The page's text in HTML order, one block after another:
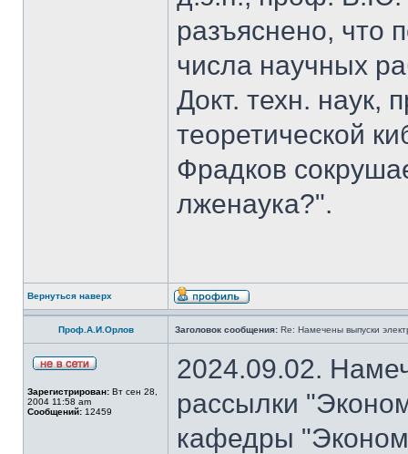
разъяснено, что
числа научных
Докт. техн. наук,
теоретической
Фрадков
лженаука?".
Вернуться наверх
Проф.А.И.Орлов Заголовок сообщения: Re: Намечены выпуски
Зарегистрирован: Вт сен 28,
2004 11:58 am
Сообщений: 12459
2024.09.02.
рассылки
кафедры